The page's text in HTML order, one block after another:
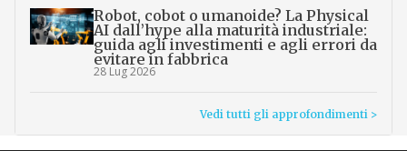
Robot, cobot o umanoide? La Physical
AI dall’hype alla maturità industriale:
guida agli investimenti e agli errori da
evitare in fabbrica
28 Lug 2026
Vedi tutti gli approfondimenti >